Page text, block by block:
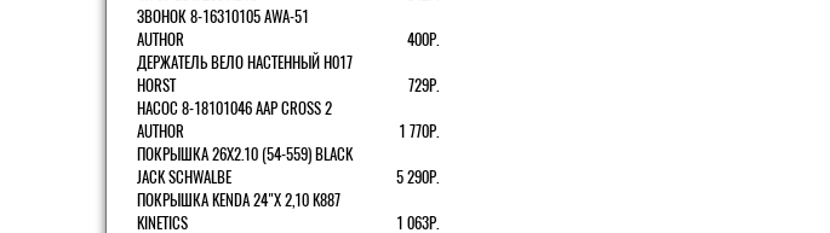
ЗВОНОК 8-16310105 AWA-51
AUTHOR
400Р.
ДЕРЖАТЕЛЬ ВЕЛО НАСТЕННЫЙ H017
HORST
729Р.
НАСОС 8-18101046 AAP CROSS 2
AUTHOR
1 770Р.
ПОКРЫШКА 26X2.10 (54-559) BLACK
JACK SCHWALBE
5 290Р.
ПОКРЫШКА KENDA 24"Х 2,10 K887
KINETICS
1 063Р.